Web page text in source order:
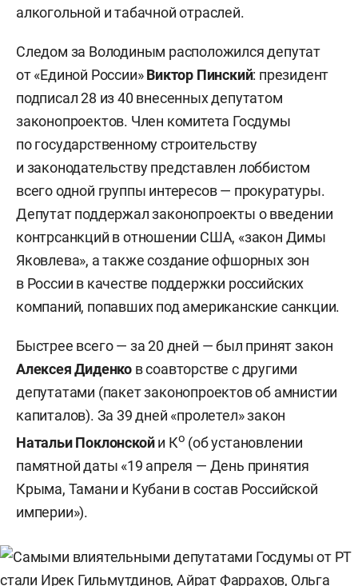
алкогольной и табачной отраслей.
Следом за Володиным расположился депутат
от «Единой России»Виктор Пинский: президент
подписал 28 из 40 внесенных депутатом
законопроектов. Член комитета Госдумы
по государственному строительству
и законодательству представлен лоббистом
всего одной группы интересов — прокуратуры.
Депутат поддержал законопроекты о введении
контрсанкций в отношении США, «закон Димы
Яковлева», а также создание офшорных зон
в России в качестве поддержки российских
компаний, попавших под американские санкции.
Быстрее всего — за 20 дней — был принят закон
Алексея Диденко в соавторстве с другими
депутатами (пакет законопроектов об амнистии
капиталов). За 39 дней «пролетел» закон
Натальи Поклонскойи Ко (об установлении
памятной даты «19 апреля — День принятия
Крыма, Тамани и Кубани в состав Российской
империи»).